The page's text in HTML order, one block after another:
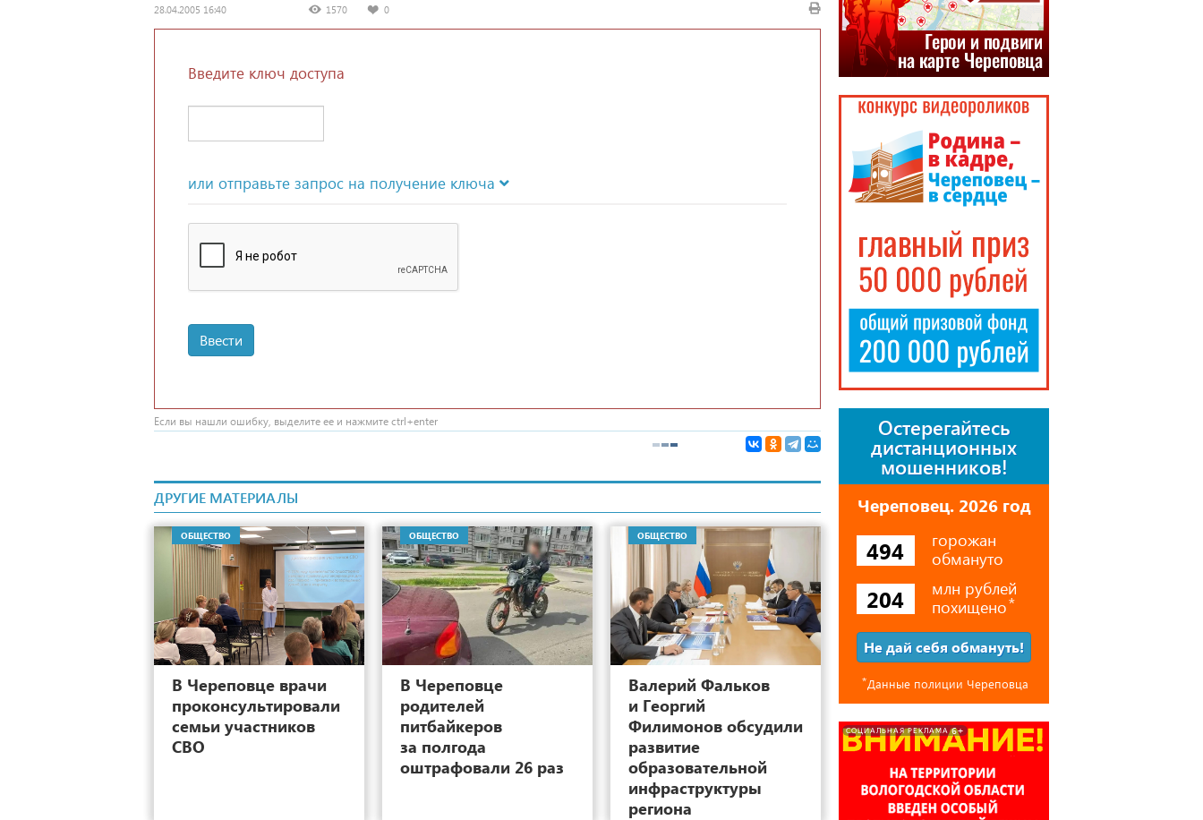
28.04.2005 16:40 1570 0
Введите ключ доступа
или отправьте запрос на получение ключа
Ввести
Если вы нашли ошибку, выделите ее и нажмите ctrl+enter
ДРУГИЕ МАТЕРИАЛЫ
ОБЩЕСТВО
9
В Череповце врачи
проконсультировали
семьи участников
СВО
ОБЩЕСТВО
17
В Череповце
родителей
питбайкеров
за полгода
оштрафовали 26 раз
ОБЩЕСТВО
Валерий Фальков
и Георгий
Филимонов обсудили
развитие
образовательной
инфраструктуры
региона
Остерегайтесь
дистанционных
мошенников!
Череповец. 2026 год
494
горожан
обмануто
204
млн рублей
похищено⃰
Не дай себя обмануть!
⃰Данные полиции Череповца
СОЦИАЛЬНАЯ РЕКЛАМА 6+